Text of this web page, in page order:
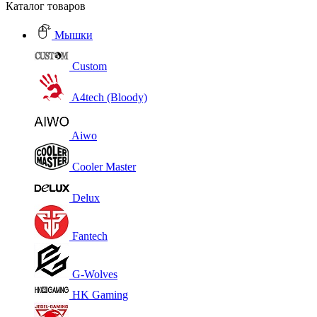
Каталог товаров
Мышки
Custom
A4tech (Bloody)
Aiwo
Cooler Master
Delux
Fantech
G-Wolves
HK Gaming